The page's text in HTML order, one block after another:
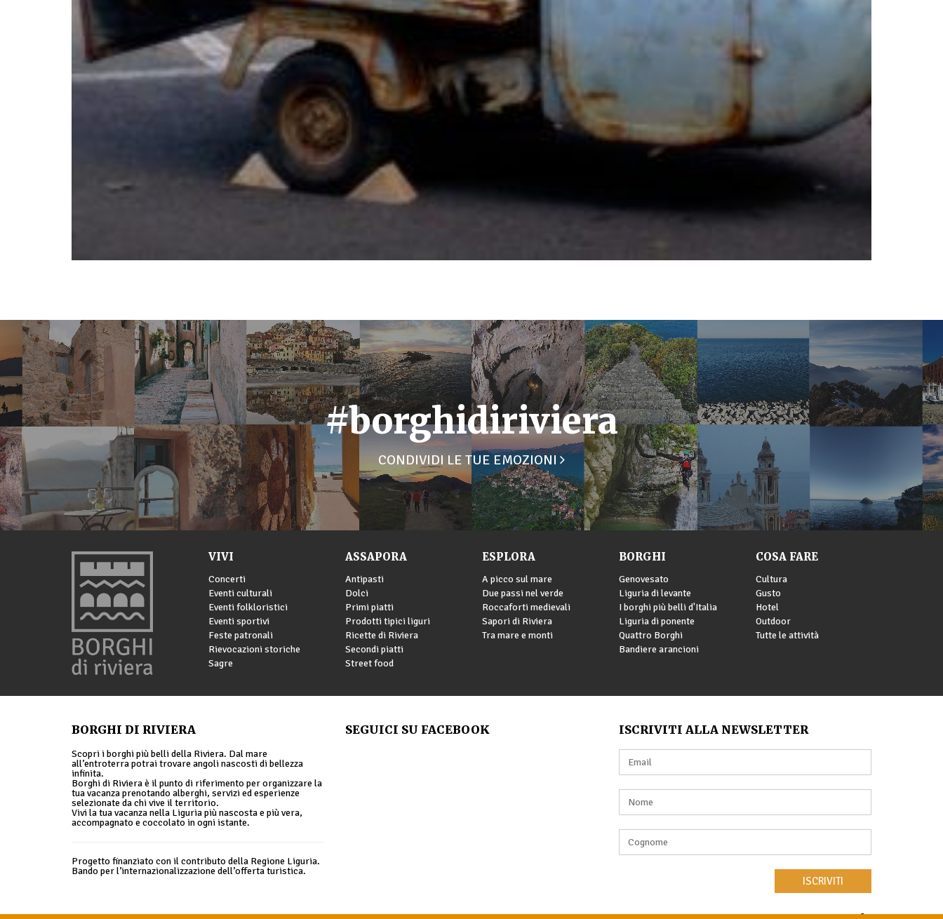
#borghidiriviera
CONDIVIDI LE TUE EMOZIONI
VIVI
Concerti
Eventi culturali
Eventi folkloristici
Eventi sportivi
Feste patronali
Rievocazioni storiche
Sagre
ASSAPORA
Antipasti
Dolci
Primi piatti
Prodotti tipici liguri
Ricette di Riviera
Secondi piatti
Street food
ESPLORA
A picco sul mare
Due passi nel verde
Roccaforti medievali
Sapori di Riviera
Tra mare e monti
BORGHI
Genovesato
Liguria di levante
I borghi più belli d'Italia
Liguria di ponente
Quattro Borghi
Bandiere arancioni
COSA FARE
Cultura
Gusto
Hotel
Outdoor
Tutte le attività
BORGHI DI RIVIERA
Scopri i borghi più belli della Riviera. Dal mare
all’entroterra potrai trovare angoli nascosti di bellezza
infinita.
Borghi di Riviera è il punto di riferimento per organizzare la
tua vacanza prenotando alberghi, servizi ed esperienze
selezionate da chi vive il territorio.
Vivi la tua vacanza nella Liguria più nascosta e più vera,
accompagnato e coccolato in ogni istante.
Progetto finanziato con il contributo della Regione Liguria.
Bando per l’internazionalizzazione dell’offerta turistica.
SEGUICI SU FACEBOOK ISCRIVITI ALLA NEWSLETTER
ISCRIVITI